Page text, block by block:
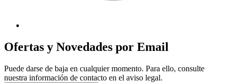
Ofertas y Novedades por Email
Puede darse de baja en cualquier momento. Para ello, consulte
nuestra información de contacto en el aviso legal.